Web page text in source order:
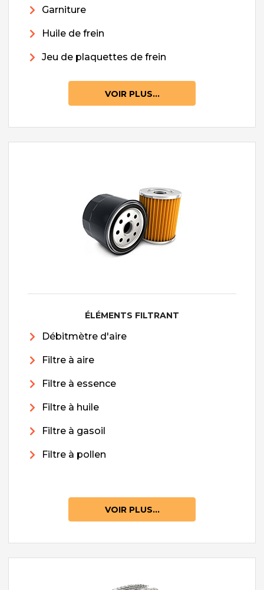
Garniture
Huile de frein
Jeu de plaquettes de frein
VOIR PLUS...
ÉLÉMENTS FILTRANT
Débitmètre d'aire
Filtre à aire
Filtre à essence
Filtre à huile
Filtre à gasoil
Filtre à pollen
VOIR PLUS...